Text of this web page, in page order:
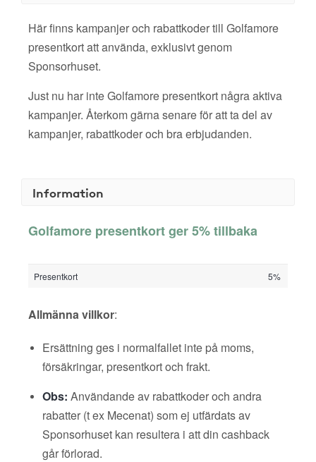
Här finns kampanjer och rabattkoder till Golfamore
presentkort att använda, exklusivt genom
Sponsorhuset.
Just nu har inte Golfamore presentkort några aktiva
kampanjer. Återkom gärna senare för att ta del av
kampanjer, rabattkoder och bra erbjudanden.
Information
Golfamore presentkort ger 5% tillbaka
Presentkort 5%
Allmänna villkor:
Ersättning ges i normalfallet inte på moms,
försäkringar, presentkort och frakt.
Obs: Användande av rabattkoder och andra
rabatter (t ex Mecenat) som ej utfärdats av
Sponsorhuset kan resultera i att din cashback
går förlorad.